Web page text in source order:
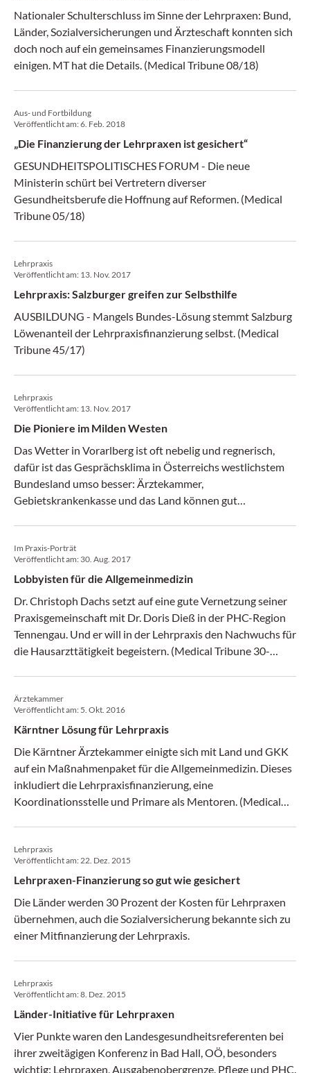
Nationaler Schulterschluss im Sinne der Lehrpraxen: Bund,
Länder, Sozialversicherungen und Ärzteschaft konnten sich
doch noch auf ein gemeinsames Finanzierungsmodell
einigen. MT hat die Details. (Medical Tribune 08/18)
Aus- und Fortbildung
Veröffentlicht am:6. Feb. 2018
„Die Finanzierung der Lehrpraxen ist gesichert“
GESUNDHEITSPOLITISCHES FORUM - Die neue
Ministerin schürt bei Vertretern diverser
Gesundheitsberufe die Hoffnung auf Reformen. (Medical
Tribune 05/18)
Lehrpraxis
Veröffentlicht am: 13. Nov. 2017
Lehrpraxis: Salzburger greifen zur Selbsthilfe
AUSBILDUNG - Mangels Bundes-Lösung stemmt Salzburg
Löwenanteil der Lehrpraxisfinanzierung selbst. (Medical
Tribune 45/17)
Lehrpraxis
Veröffentlicht am: 13. Nov. 2017
Die Pioniere im Milden Westen
Das Wetter in Vorarlberg ist oft nebelig und regnerisch,
dafür ist das Gesprächsklima in Österreichs westlichstem
Bundesland umso besser: Ärztekammer,
Gebietskrankenkasse und das Land können gut
werden, beispielsweise die Lehrpraxis. Was macht
Vorarlberg alles besser? (ärztemagazin 18/17)
Im Praxis-Porträt
Veröffentlicht am: 30. Aug. 2017
Lobbyisten für die Allgemeinmedizin
Dr. Christoph Dachs setzt auf eine gute Vernetzung seiner
Praxisgemeinschaft mit Dr. Doris Dieß in der PHC-Region
Tennengau. Und er will in der Lehrpraxis den Nachwuchs für
die Hausarzttätigkeit begeistern. (Medical Tribune 30-
Ärztekammer
Veröffentlicht am: 5. Okt. 2016
Kärntner Lösung für Lehrpraxis
Die Kärntner Ärztekammer einigte sich mit Land und GKK
auf ein Maßnahmenpaket für die Allgemeinmedizin. Dieses
inkludiert die Lehrpraxisfinanzierung, eine
Koordinationsstelle und Primare als Mentoren. (Medical
Lehrpraxis
Veröffentlicht am:22. Dez. 2015
Lehrpraxen-Finanzierung so gut wie gesichert
Die Länder werden 30 Prozent der Kosten für Lehrpraxen
übernehmen, auch die Sozialversicherung bekannte sich zu
einer Mitfinanzierung der Lehrpraxis.
Lehrpraxis
Veröffentlicht am:8. Dez. 2015
Länder-Initiative für Lehrpraxen
Vier Punkte waren den Landesgesundheitsreferenten bei
ihrer zweitägigen Konferenz in Bad Hall, OÖ, besonders
wichtig: Lehrpraxen, Ausgabenobergrenze, Pflege und PHC.